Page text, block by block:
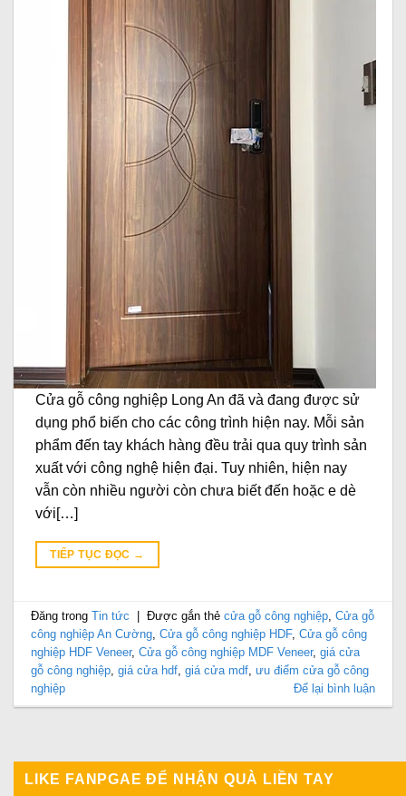
Cửa gỗ công nghiệp Long An đã và đang được sử
dụng phổ biến cho các công trình hiện nay. Mỗi sản
phẩm đến tay khách hàng đều trải qua quy trình sản
xuất với công nghệ hiện đại. Tuy nhiên, hiện nay
vẫn còn nhiều người còn chưa biết đến hoặc e dè
với[…]
TIẾP TỤC ĐỌC →
Đăng trongTin tức Được gắn thẻcửa gỗ công nghiệp,Cửa gỗ
công nghiệp An Cường,Cửa gỗ công nghiệp HDF,Cửa gỗ công
nghiệp HDF Veneer,Cửa gỗ công nghiệp MDF Veneer,giá cửa
gỗ công nghiệp,giá cửa hdf,giá cửa mdf,ưu điểm cửa gỗ công
nghiệp
Để lại bình luận
LIKE FANPGAE ĐỂ NHẬN QUÀ LIỀN TAY